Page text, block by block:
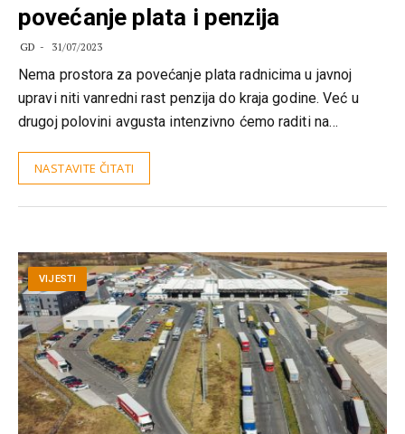
povećanje plata i penzija
GD 31/07/2023
Nema prostora za povećanje plata radnicima u javnoj
upravi niti vanredni rast penzija do kraja godine. Već u
drugoj polovini avgusta intenzivno ćemo raditi na…
NASTAVITE ČITATI
VIJESTI